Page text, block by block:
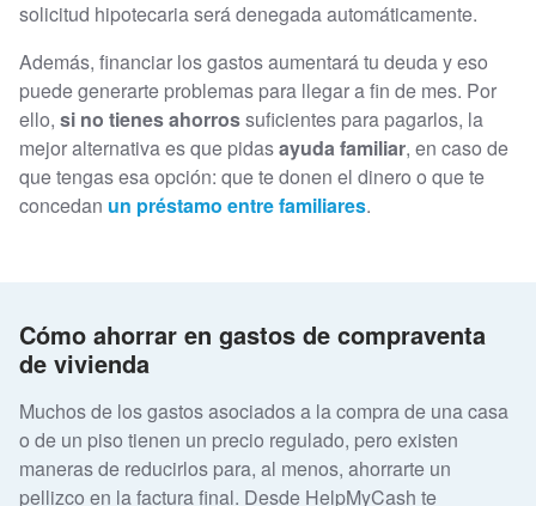
solicitud hipotecaria será denegada automáticamente.
Además, financiar los gastos aumentará tu deuda y eso
puede generarte problemas para llegar a fin de mes. Por
ello, si no tienes ahorrossuficientes para pagarlos, la
mejor alternativa es que pidasayuda familiar, en caso de
que tengas esa opción: que te donen el dinero o que te
concedan un préstamo entre familiares.
Cómo ahorrar en gastos de compraventa
de vivienda
Muchos de los gastos asociados a la compra de una casa
o de un piso tienen un precio regulado, pero existen
maneras de reducirlos para, al menos, ahorrarte un
pellizco en la factura final. Desde HelpMyCash te